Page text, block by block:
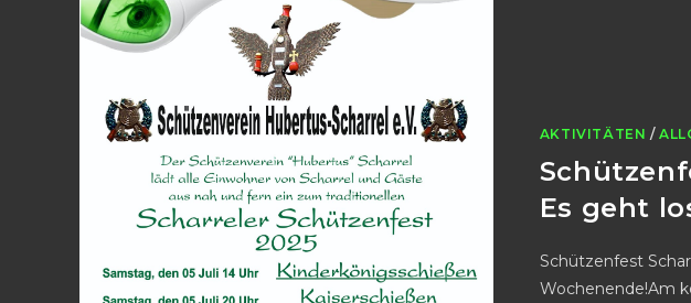
AKTIVITÄTEN /
Es geht
Schützenfest
Wochenende!Am